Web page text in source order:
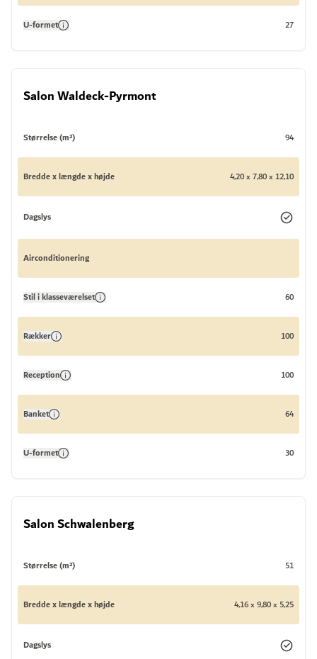
U-formet 27
Salon Waldeck-Pyrmont
Størrelse (m²) 94
Bredde x længde x højde 4,20 x 7,80 x 12,10
Dagslys
Airconditionering
Stil i klasseværelset 60
Rækker 100
Reception 100
Banket 64
U-formet 30
Salon Schwalenberg
Størrelse (m²) 51
Bredde x længde x højde 4,16 x 9,80 x 5,25
Dagslys